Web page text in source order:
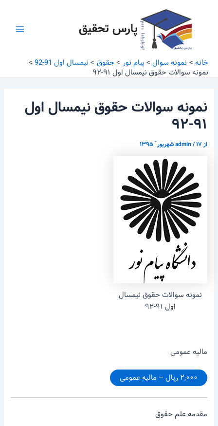
پارس تحقیق
خانه نمونه سوال پیام نور حقوق
نیمسال اول 91-92
نمونه سوالات حقوق نیمسال اول ۹۱-۹۲
نمونه سوالات حقوق نیمسال اول
۹۱-۹۲
از admin/۱۷ شهریور ّ ۱۳۹۵
نمونه سوالات حقوق نیمسال
اول ۹۱-۹۲
مالیه عمومی
۲,۰۰۰ ریال – مالیه عمومی
مقدمه علم حقوق